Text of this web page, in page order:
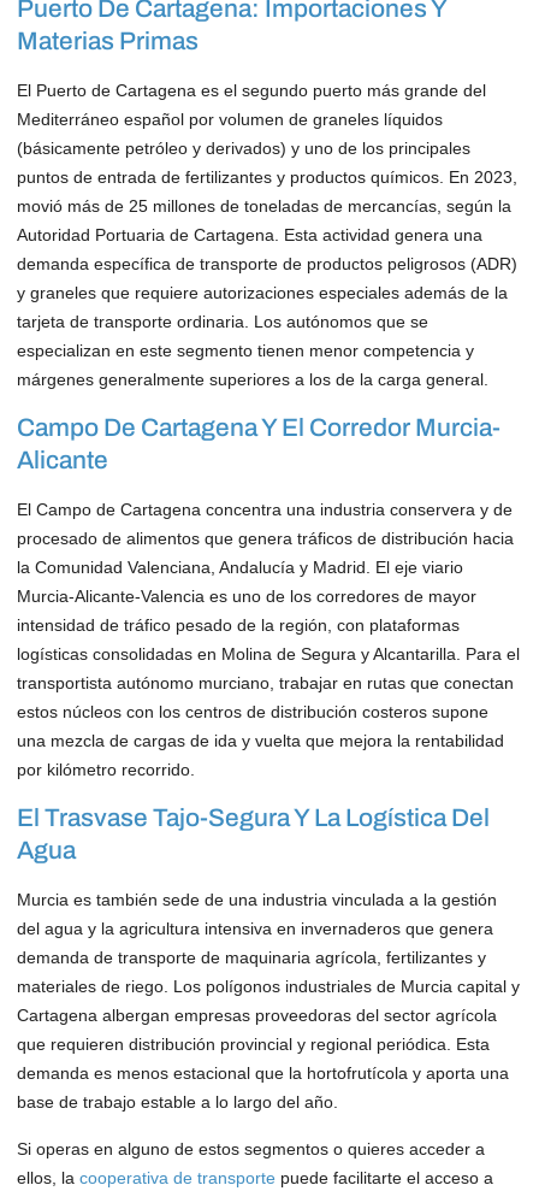
Puerto De Cartagena: Importaciones Y
Materias Primas
El Puerto de Cartagena es el segundo puerto más grande del
Mediterráneo español por volumen de graneles líquidos
(básicamente petróleo y derivados) y uno de los principales
puntos de entrada de fertilizantes y productos químicos. En 2023,
movió más de 25 millones de toneladas de mercancías, según la
Autoridad Portuaria de Cartagena. Esta actividad genera una
demanda específica de transporte de productos peligrosos (ADR)
y graneles que requiere autorizaciones especiales además de la
tarjeta de transporte ordinaria. Los autónomos que se
especializan en este segmento tienen menor competencia y
márgenes generalmente superiores a los de la carga general.
Campo De Cartagena Y El Corredor Murcia-
Alicante
El Campo de Cartagena concentra una industria conservera y de
procesado de alimentos que genera tráficos de distribución hacia
la Comunidad Valenciana, Andalucía y Madrid. El eje viario
Murcia-Alicante-Valencia es uno de los corredores de mayor
intensidad de tráfico pesado de la región, con plataformas
logísticas consolidadas en Molina de Segura y Alcantarilla. Para el
transportista autónomo murciano, trabajar en rutas que conectan
estos núcleos con los centros de distribución costeros supone
una mezcla de cargas de ida y vuelta que mejora la rentabilidad
por kilómetro recorrido.
El Trasvase Tajo-Segura Y La Logística Del
Agua
Murcia es también sede de una industria vinculada a la gestión
del agua y la agricultura intensiva en invernaderos que genera
demanda de transporte de maquinaria agrícola, fertilizantes y
materiales de riego. Los polígonos industriales de Murcia capital y
Cartagena albergan empresas proveedoras del sector agrícola
que requieren distribución provincial y regional periódica. Esta
demanda es menos estacional que la hortofrutícola y aporta una
base de trabajo estable a lo largo del año.
Si operas en alguno de estos segmentos o quieres acceder a
ellos, lacooperativa de transporte puede facilitarte el acceso a